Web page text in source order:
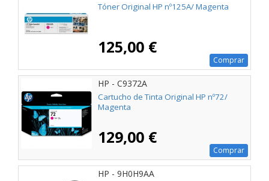
Tóner Original HP nº125A/ Magenta
125,00 €
Comprar
HP - C9372A
Cartucho de Tinta Original HP nº72/
Magenta
129,00 €
Comprar
HP - 9H0H9AA